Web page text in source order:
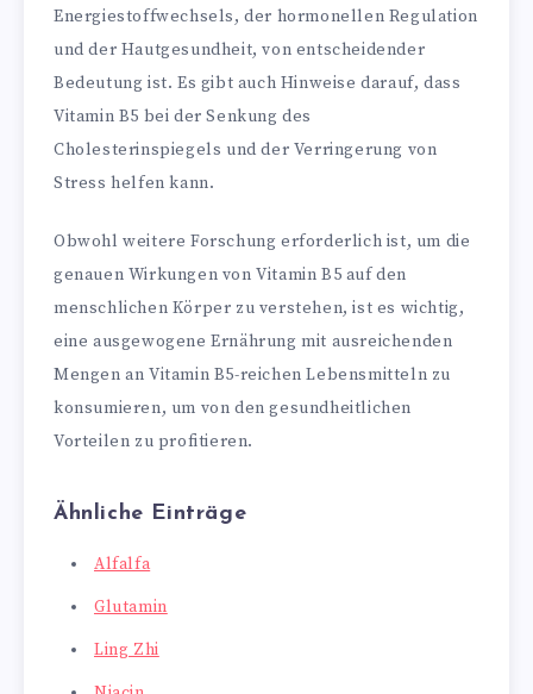
Energiestoffwechsels, der hormonellen Regulation
und der Hautgesundheit, von entscheidender
Bedeutung ist. Es gibt auch Hinweise darauf, dass
Vitamin B5 bei der Senkung des
Cholesterinspiegels und der Verringerung von
Stress helfen kann.
Obwohl weitere Forschung erforderlich ist, um die
genauen Wirkungen von Vitamin B5 auf den
menschlichen Körper zu verstehen, ist es wichtig,
eine ausgewogene Ernährung mit ausreichenden
Mengen an Vitamin B5-reichen Lebensmitteln zu
konsumieren, um von den gesundheitlichen
Vorteilen zu profitieren.
Ähnliche Einträge
Alfalfa
Glutamin
Ling Zhi